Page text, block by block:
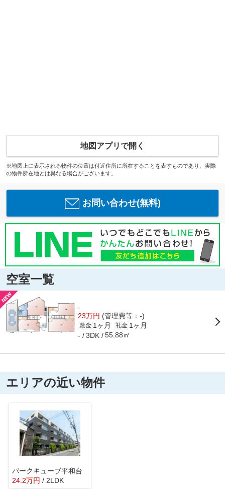
地図アプリで開く
※地図上に表示される物件の位置は付近住所に所在することを表すものであり、実際
の物件所在地とは異なる場合がございます。
お問い合わせ(無料)
空室一覧
-
23万円 (管理費等：-)
敷金 1ヶ月 礼金 1ヶ月
- 3DK 55.88㎡
エリアの近い物件
パークキューブ平和台
24.2万円 / 2LDK